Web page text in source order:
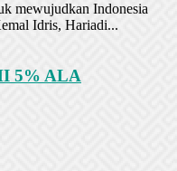
mewujudkan Indonesia
Idris, Hariadi...
5% ALA